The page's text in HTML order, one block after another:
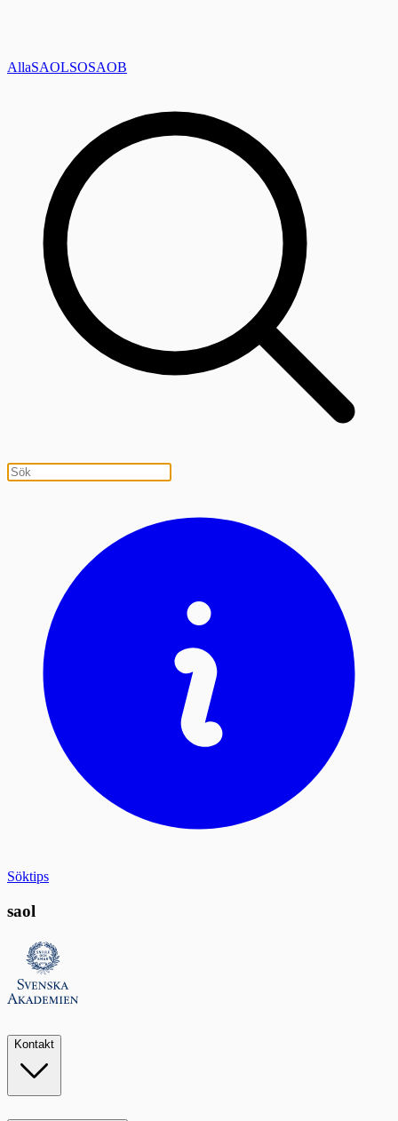
AllaSAOLSOSAOB
Söktips
saol
Kontakt